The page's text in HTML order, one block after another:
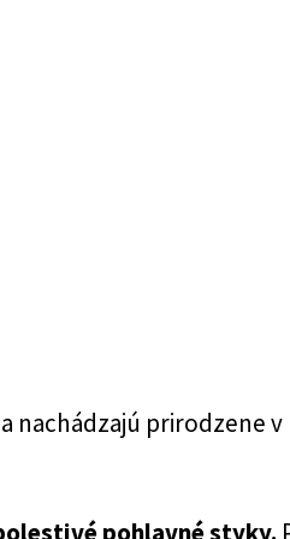
nachádzajú prirodzene